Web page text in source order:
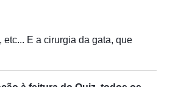
E a cirurgia da gata, que